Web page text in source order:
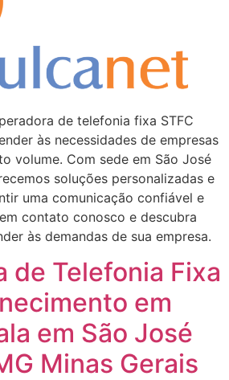
de telefonia fixa STFC
às necessidades de empresas
volume. Com sede em São José
soluções personalizadas e
uma comunicação confiável e
contato conosco e descubra
às demandas de sua empresa.
de Telefonia Fixa
em
em São José
Minas Gerais